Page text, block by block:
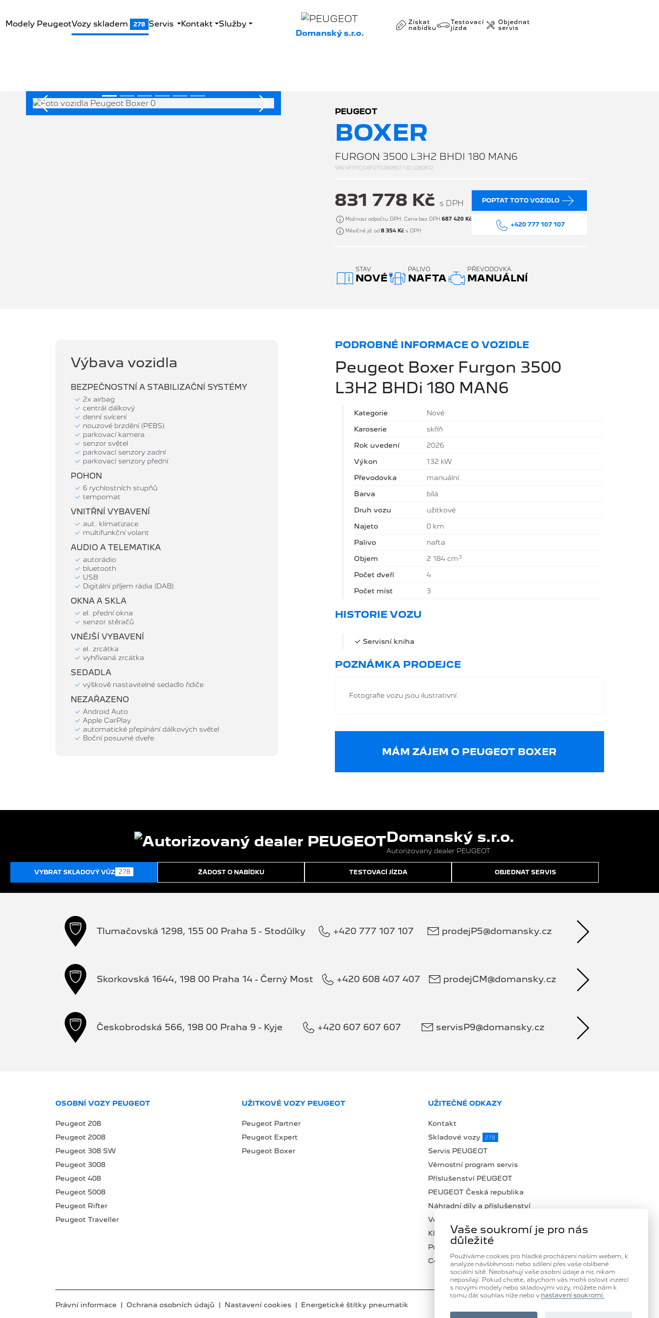
Modely PeugeotVozy skladem 278 Servis Kontakt
Služby
Domanský s.r.o.
Získat
nabídku
Testovací
jízda
Objednat
servis
Předchozí Následující PEUGEOT
BOXER
FURGON 3500 L3H2 BHDI 180 MAN6
VIN:VF3YCG6F1TG050907 / ID:1260872
831 778 Kč s DPH
Možnost odpočtu DPH. Cena bez DPH 687 420 Kč
Měsíčně již od 8 354 Kč s DPH
POPTAT TOTO VOZIDLO
+420 777 107 107
STAV
NOVÉ
PALIVO
NAFTA
PŘEVODOVKA
MANUÁLNÍ
Výbava vozidla
BEZPEČNOSTNÍ A STABILIZAČNÍ SYSTÉMY
2x airbag
centrál dálkový
denní svícení
nouzové brzdění (PEBS)
parkovací kamera
senzor světel
parkovací senzory zadní
parkovací senzory přední
POHON
6 rychlostních stupňů
tempomat
VNITŘNÍ VYBAVENÍ
aut. klimatizace
multifunkční volant
AUDIO A TELEMATIKA
autorádio
bluetooth
USB
Digitální příjem rádia (DAB)
OKNA A SKLA
el. přední okna
senzor stěračů
VNĚJŠÍ VYBAVENÍ
el. zrcátka
vyhřívaná zrcátka
SEDADLA
výškově nastavitelné sedadlo řidiče
NEZAŘAZENO
Android Auto
Apple CarPlay
automatické přepínání dálkových světel
Boční posuvné dveře
PODROBNÉ INFORMACE O VOZIDLE
Peugeot Boxer Furgon 3500
L3H2 BHDi 180 MAN6
Kategorie Nové
Karoserie skříň
Rok uvedení 2026
Výkon 132 kW
Převodovka manuální
Barva bílá
Druh vozu užitkové
Najeto 0 km
Palivo nafta
Objem 2 184 cm3
Počet dveří 4
Počet míst 3
HISTORIE VOZU
Servisní kniha
POZNÁMKA PRODEJCE
Fotografie vozu jsou ilustrativní.
MÁM ZÁJEM O PEUGEOT BOXER
Domanský s.r.o.
Autorizovaný dealer PEUGEOT
VYBRAT SKLADOVÝ VŮZ 278 ŽÁDOST O NABÍDKU TESTOVACÍ JÍZDA OBJEDNAT SERVIS
Tlumačovská 1298, 155 00 Praha 5 - Stodůlky +420 777 107 107 prodejP5@domansky.cz
Skorkovská 1644, 198 00 Praha 14 - Černý Most +420 608 407 407 prodejCM@domansky.cz
Českobrodská 566, 198 00 Praha 9 - Kyje +420 607 607 607 servisP9@domansky.cz
OSOBNÍ VOZY PEUGEOT
Peugeot 208
Peugeot 2008
Peugeot 308 SW
Peugeot 3008
Peugeot 408
Peugeot 5008
Peugeot Rifter
Peugeot Traveller
UŽITKOVÉ VOZY PEUGEOT
Peugeot Partner
Peugeot Expert
Peugeot Boxer
UŽITEČNÉ ODKAZY
Kontakt
Skladové vozy
278
Servis PEUGEOT
Věrnostní program servis
Příslušenství PEUGEOT
PEUGEOT Česká republika
Náhradní díly a příslušenství
Volná místa
Klub Domanský
Proč zvolit DOMANSKÝ
Centrum Peugeot Professional
Právní informace | Ochrana osobních údajů | Nastavení cookies| Energetické štítky pneumatik
SLEDUJTE NÁS
Vaše soukromí je pro nás
důležité
Používáme cookies pro hladké procházení naším webem, k
analýze návštěvnosti nebo sdílení přes vaše oblíbené
sociální sítě. Neobsahují vaše osobní údaje a nic nikam
neposílají. Pokud chcete, abychom vás mohli oslovit inzercí
s novými modely nebo skladovými vozy, můžete nám k
tomu dát souhlas níže nebo v nastavení soukromí.